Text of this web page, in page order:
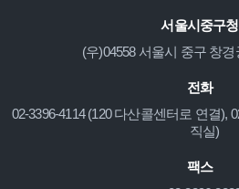
서울시중구청
(우)04558 서울시 중구 창
전화
02-3396-4114 (120 다산콜센터로 연결),
직실)
팩스